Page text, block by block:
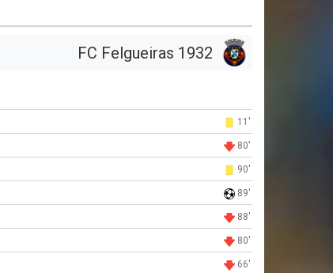
FC Felgueiras 1932
11'
80'
90'
89'
88'
80'
66'